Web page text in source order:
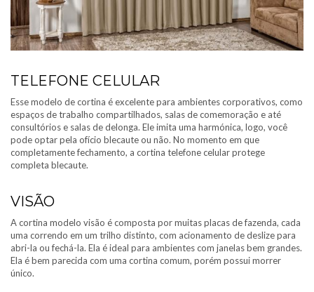
TELEFONE CELULAR
Esse modelo de cortina é excelente para ambientes corporativos, como
espaços de trabalho compartilhados, salas de comemoração e até
consultórios e salas de delonga. Ele imita uma harmónica, logo, você
pode optar pela ofício blecaute ou não. No momento em que
completamente fechamento, a cortina telefone celular protege
completa blecaute.
VISÃO
A cortina modelo visão é composta por muitas placas de fazenda, cada
uma correndo em um trilho distinto, com acionamento de deslize para
abri-la ou fechá-la. Ela é ideal para ambientes com janelas bem grandes.
Ela é bem parecida com uma cortina comum, porém possui morrer
único.